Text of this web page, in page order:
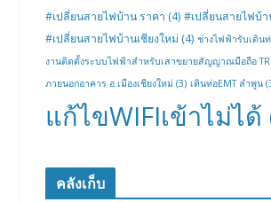
#เปลี่ยนสายไฟบ้าน ราคา (4) #เปลี่ยนสายไฟบ้า
#เปลี่ยนสายไฟบ้านเชียงใหม่ (4) ช่างไฟฟ้ารับเดิน
งานติดตั้งระบบไฟฟ้าสำหรับเสาขยายสัญญาณมือถือ
ภายนอกอาคาร อ.เมืองเชียงใหม่ (3) เดินท่อEMT ลำพูน
แก้ไขWIFIเข้าไม่ได้
คลังเก็บ